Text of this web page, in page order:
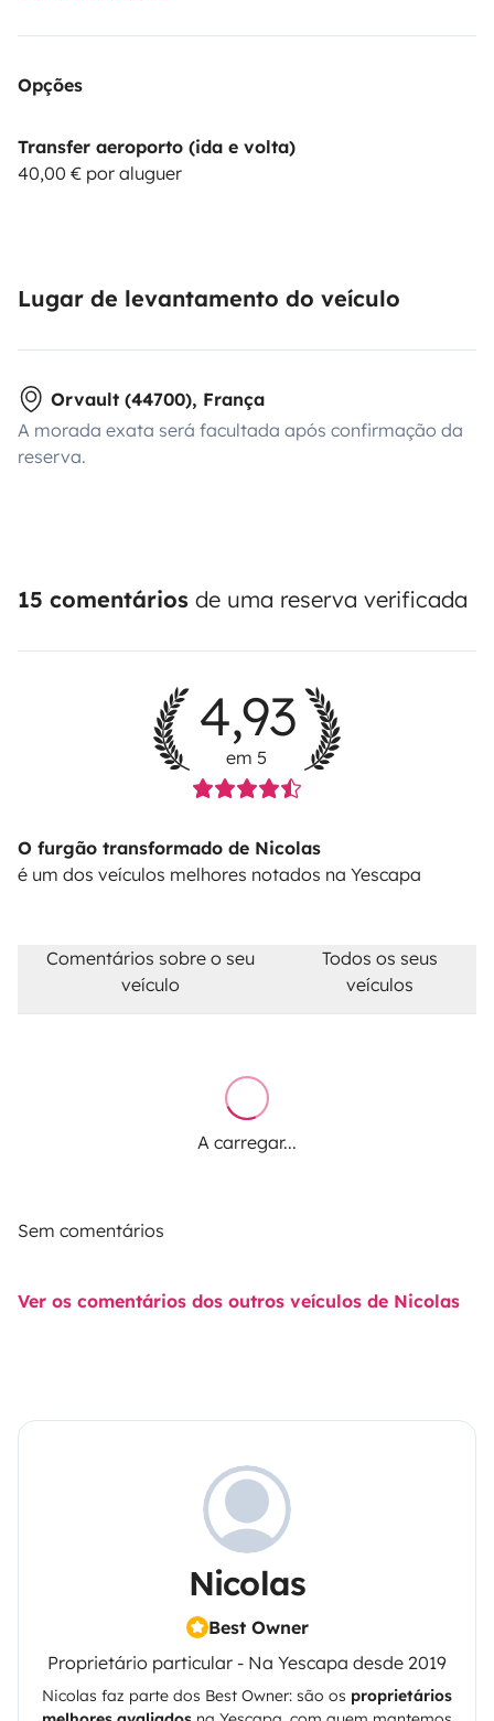
Opções
Transfer aeroporto (ida e volta)
40,00 € por aluguer
Lugar de levantamento do veículo
Orvault (44700), França
A morada exata será facultada após confirmação da
reserva.
15 comentários de uma reserva verificada
4,93
em 5
O furgão transformado de Nicolas
é um dos veículos melhores notados na Yescapa
Comentários sobre o seu
veículo
Todos os seus
veículos
A carregar...
Sem comentários
Ver os comentários dos outros veículos de Nicolas
Nicolas
Best Owner
Proprietário particular - Na Yescapa desde 2019
Nicolas faz parte dos Best Owner: são os proprietários